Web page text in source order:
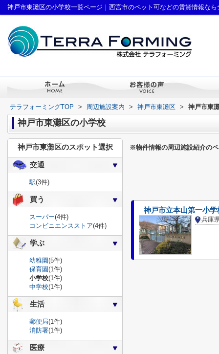
神戸市東灘区の小学校一覧ページ｜西宮市のペット可などの賃貸情報な
テラフォーミングTOP > 周辺施設案内 > 神戸市東灘区 > 神戸市東
神戸市東灘区の小学校
※物件情報の周辺施設紹介の
神戸市立本山第一小学
神戸市東灘区のスポット選択
交通
駅(3件)
買う
スーパー(4件)
コンビニエンスストア(4件)
学ぶ
幼稚園(5件)
保育園(1件)
小学校(1件)
中学校(1件)
生活
郵便局(1件)
消防署(1件)
医療